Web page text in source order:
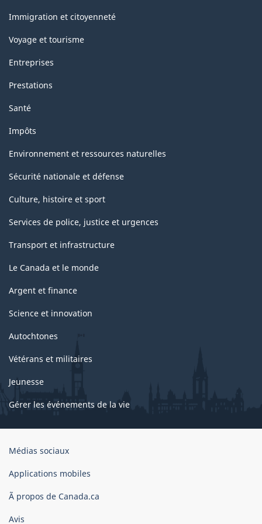
sujets
Immigration et citoyenneté
Voyage et tourisme
Entreprises
Prestations
Santé
Impôts
Environnement et ressources naturelles
Sécurité nationale et défense
Culture, histoire et sport
Services de police, justice et urgences
Transport et infrastructure
Le Canada et le monde
Argent et finance
Science et innovation
Autochtones
Vétérans et militaires
Jeunesse
Gérer les événements de la vie
Organisation
gouvernement
Canada
Médias sociaux
Applications mobiles
Ã propos de Canada.ca
Avis